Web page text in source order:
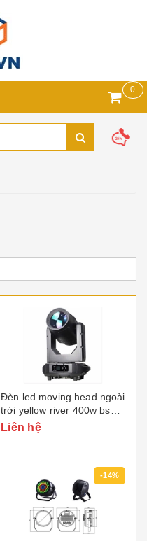
0
Đèn led moving head ngoài
trời yellow river 400w bsw
yr-ip400bsw
Liên hệ
-14%